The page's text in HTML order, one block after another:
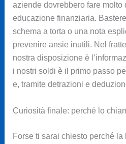
aziende dovrebbero fare molto
educazione finanziaria.
schema a torta o una nota
prevenire ansie inutili. Nel
nostra disposizione è
i nostri soldi è il primo passo
e, tramite detrazioni e
Curiosità finale: perché lo
Forse ti sarai chiesto perché